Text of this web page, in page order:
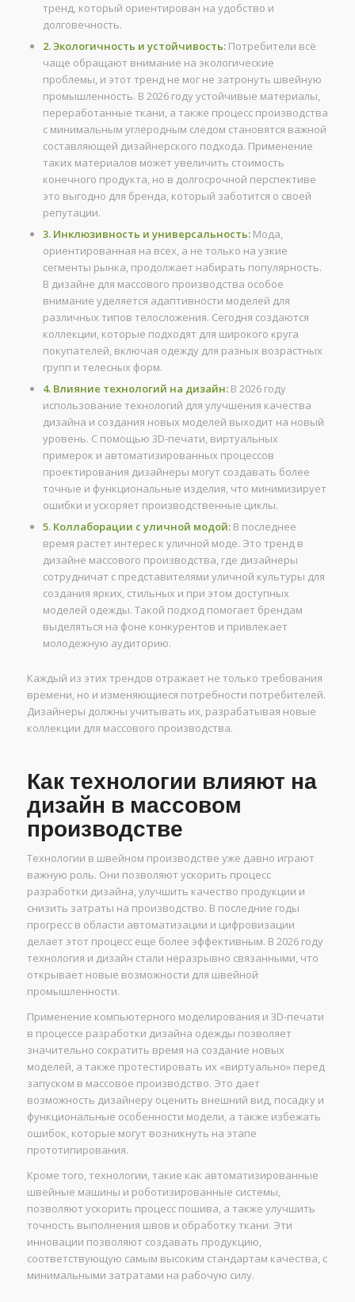
тренд, который ориентирован на удобство и
долговечность.
2. Экологичность и устойчивость:Потребители всё
чаще обращают внимание на экологические
проблемы, и этот тренд не мог не затронуть швейную
промышленность. В 2026 году устойчивые материалы,
переработанные ткани, а также процесс производства
с минимальным углеродным следом становятся важной
составляющей дизайнерского подхода. Применение
таких материалов может увеличить стоимость
конечного продукта, но в долгосрочной перспективе
это выгодно для бренда, который заботится о своей
репутации.
3. Инклюзивность и универсальность:Мода,
ориентированная на всех, а не только на узкие
сегменты рынка, продолжает набирать популярность.
В дизайне для массового производства особое
внимание уделяется адаптивности моделей для
различных типов телосложения. Сегодня создаются
коллекции, которые подходят для широкого круга
покупателей, включая одежду для разных возрастных
групп и телесных форм.
4. Влияние технологий на дизайн:В 2026 году
использование технологий для улучшения качества
дизайна и создания новых моделей выходит на новый
уровень. С помощью 3D-печати, виртуальных
примерок и автоматизированных процессов
проектирования дизайнеры могут создавать более
точные и функциональные изделия, что минимизирует
ошибки и ускоряет производственные циклы.
5. Коллаборации с уличной модой:В последнее
время растет интерес к уличной моде. Это тренд в
дизайне массового производства, где дизайнеры
сотрудничат с представителями уличной культуры для
создания ярких, стильных и при этом доступных
моделей одежды. Такой подход помогает брендам
выделяться на фоне конкурентов и привлекает
молодежную аудиторию.
Каждый из этих трендов отражает не только требования
времени, но и изменяющиеся потребности потребителей.
Дизайнеры должны учитывать их, разрабатывая новые
коллекции для массового производства.
Как технологии влияют на
дизайн в массовом
производстве
Технологии в швейном производстве уже давно играют
важную роль. Они позволяют ускорить процесс
разработки дизайна, улучшить качество продукции и
снизить затраты на производство. В последние годы
прогресс в области автоматизации и цифровизации
делает этот процесс еще более эффективным. В 2026 году
технология и дизайн стали неразрывно связанными, что
открывает новые возможности для швейной
промышленности.
Применение компьютерного моделирования и 3D-печати
в процессе разработки дизайна одежды позволяет
значительно сократить время на создание новых
моделей, а также протестировать их «виртуально» перед
запуском в массовое производство. Это дает
возможность дизайнеру оценить внешний вид, посадку и
функциональные особенности модели, а также избежать
ошибок, которые могут возникнуть на этапе
прототипирования.
Кроме того, технологии, такие как автоматизированные
швейные машины и роботизированные системы,
позволяют ускорить процесс пошива, а также улучшить
точность выполнения швов и обработку ткани. Эти
инновации позволяют создавать продукцию,
соответствующую самым высоким стандартам качества, с
минимальными затратами на рабочую силу.